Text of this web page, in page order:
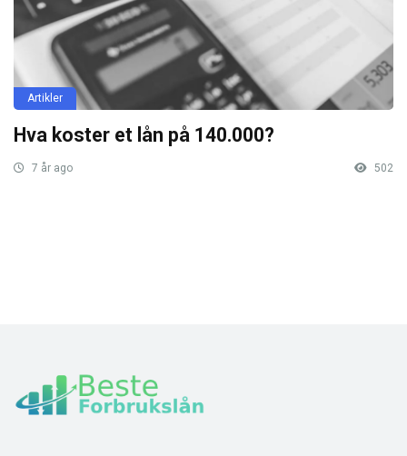
Artikler
Hva koster et lån på 140.000?
7 år ago 502